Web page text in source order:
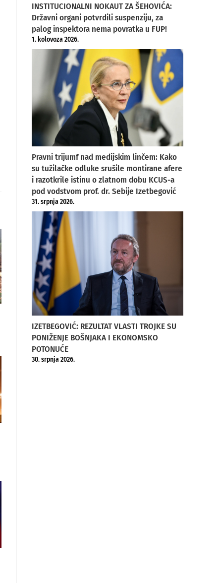
INSTITUCIONALNI NOKAUT ZA ŠEHOVIĆA:
Državni organi potvrdili suspenziju, za
palog inspektora nema povratka u FUP!
1. kolovoza 2026.
Pravni trijumf nad medijskim linčem: Kako
su tužilačke odluke srušile montirane afere
i razotkrile istinu o zlatnom dobu KCUS-a
pod vodstvom prof. dr. Sebije Izetbegović
31. srpnja 2026.
IZETBEGOVIĆ: REZULTAT VLASTI TROJKE SU
PONIŽENJE BOŠNJAKA I EKONOMSKO
POTONUĆE
30. srpnja 2026.